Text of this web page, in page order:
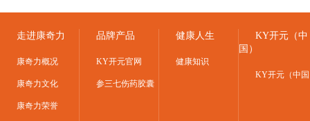
走进康奇力
康奇力概况
康奇力文化
康奇力荣誉
品牌产品
KY开元官网
参三七伤药胶囊
健康人生
健康知识
KY开元（中
国）
KY开元（中